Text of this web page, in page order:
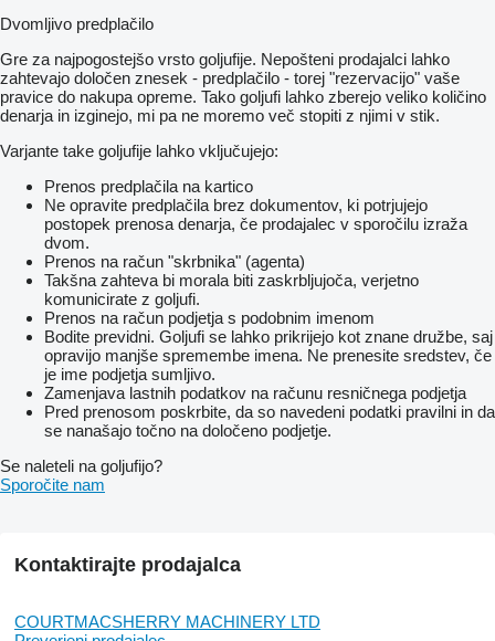
Dvomljivo predplačilo
Gre za najpogostejšo vrsto goljufije. Nepošteni prodajalci lahko
zahtevajo določen znesek - predplačilo - torej "rezervacijo" vaše
pravice do nakupa opreme. Tako goljufi lahko zberejo veliko količino
denarja in izginejo, mi pa ne moremo več stopiti z njimi v stik.
Varjante take goljufije lahko vključujejo:
Prenos predplačila na kartico
Ne opravite predplačila brez dokumentov, ki potrjujejo
postopek prenosa denarja, če prodajalec v sporočilu izraža
dvom.
Prenos na račun "skrbnika" (agenta)
Takšna zahteva bi morala biti zaskrbljujoča, verjetno
komunicirate z goljufi.
Prenos na račun podjetja s podobnim imenom
Bodite previdni. Goljufi se lahko prikrijejo kot znane družbe, saj
opravijo manjše spremembe imena. Ne prenesite sredstev, če
je ime podjetja sumljivo.
Zamenjava lastnih podatkov na računu resničnega podjetja
Pred prenosom poskrbite, da so navedeni podatki pravilni in da
se nanašajo točno na določeno podjetje.
Se naleteli na goljufijo?
Sporočite nam
Kontaktirajte prodajalca
COURTMACSHERRY MACHINERY LTD